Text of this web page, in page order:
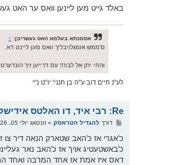
באלד גייט מען ליינען וואס ער האט
אסמכתא בעלמא האט געשריבן: ↑
ס'ממש אומגלויבליך וואס מען ליינט דא.
והחי יתן אל לבו!!! עס דרייען זיך
לע"נ חיים דוב ע"ה בן חנני' יו"ט נ"י
Re: רבי איד, דו האלטס אידישקייט ביים אומריכטיגן הענטל
פ
ו
ט
דורך להגדיל הטראסק» זונטאג יולי 05, 2026 8:22 pm
כ'אגרי אז כ'האב שטארק הנאה דיר צו
כ'באשטעטיג אויך אז כ'האב נאר
דאס איז אמת אז אחד המרבה ואחד